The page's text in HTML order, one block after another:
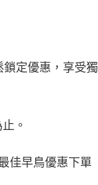
定優惠，享受獨
。
佳早鳥優惠下單